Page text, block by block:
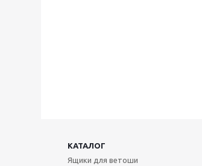
КАТАЛОГ
Ящики для ветоши